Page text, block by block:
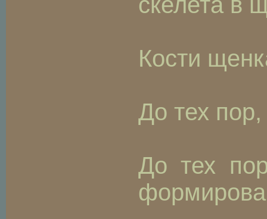
Кости
До тех
До тех